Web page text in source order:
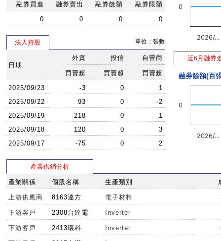
融券買進
融券賣出 融券餘額
融券限額
0
0 0 0
法人持股 單位：張數
日期
外資 投信 自營商
買賣超 買賣超
買賣超
2025/09/23
-3 0
1
2025/09/22
93 0
-2
2025/09/19
-218 0
1
2025/09/18
120 0
3
2025/09/17
-75 0 2
2026/…
0
近6月融券
融券餘額(百
2026/…
0
產業供銷分析
產業關係 個股名稱 生產類別
上游供應商 8163達方 電子材料
下游客戶 2308台達電 Inverter
下游客戶 2413環科 Inverter